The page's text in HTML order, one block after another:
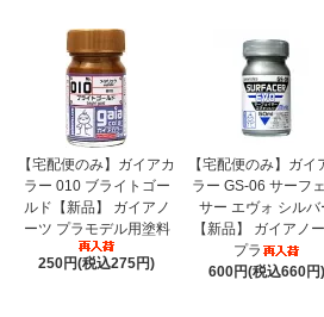
【宅配便のみ】ガイアカ
ラー 010 ブライトゴー
ルド【新品】 ガイアノ
ーツ プラモデル用塗料
250円(税込275円)
【宅配便のみ】ガイ
ラー GS-06 サーフ
サー エヴォ シルバ
【新品】 ガイアノ
プラ
600円(税込660円)